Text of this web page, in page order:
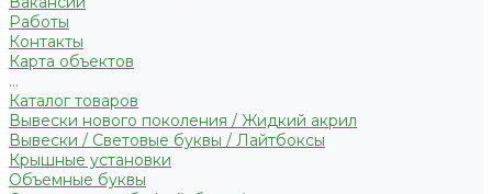
Работы
Контакты
Карта объектов
...
Каталог товаров
Вывески нового поколения / Жидкий акрил
Вывески / Световые буквы / Лайтбоксы
Крышные установки
Объемные буквы